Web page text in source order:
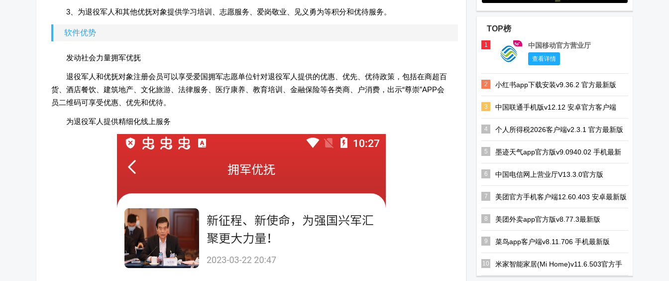
3、为退役军人和其他优抚对象提供学习培训、志愿服务、爱岗敬业、见义勇为等积分和优待服务。
软件优势
发动社会力量拥军优抚
退役军人和优抚对象注册会员可以享受爱国拥军志愿单位针对退役军人提供的优惠、优先、优待政策，包括在商超百
货、酒店餐饮、建筑地产、文化旅游、法律服务、医疗康养、教育培训、金融保险等各类商、户消费，出示“尊崇”APP会
员二维码可享受优惠、优先和优待。
为退役军人提供精细化线上服务
TOP榜
1 中国移动官方营业厅
查看详情
2 小红书app下载安装v9.36.2 官方最新版
3 中国联通手机版v12.12 安卓官方客户端
4 个人所得税2026客户端v2.3.1 官方最新版
5
墨迹天气app官方版v9.0940.02 手机最新
版
6 中国电信网上营业厅V13.3.0官方版
7 美团官方手机客户端12.60.403 安卓最新版
8 美团外卖app官方版v8.77.3最新版
9 菜鸟app客户端v8.11.706 手机最新版
10
米家智能家居(Mi Home)v11.6.503官方手
机版